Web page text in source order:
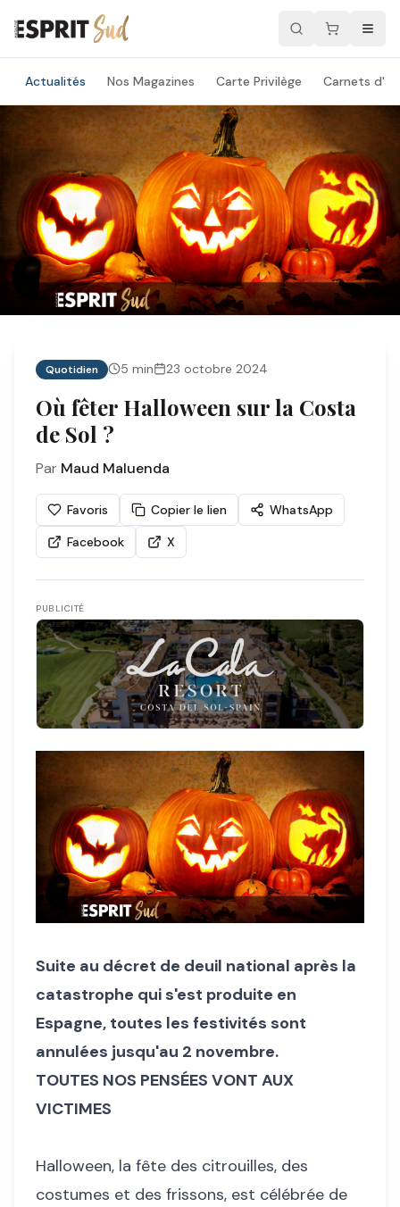
Actualités Nos Magazines Carte Privilège Carnets
Quotidien 5 min 23 octobre 2024
Où fêter Halloween sur la Costa
de Sol ?
Par Maud Maluenda
Favoris Copier le lien
WhatsApp
Facebook
X
PUBLICITÉ
Suite au décret de deuil national après la
catastrophe qui s'est produite en
Espagne, toutes les festivités sont
annulées jusqu'au 2 novembre.
TOUTES NOS PENSÉES VONT AUX
VICTIMES
Halloween, la fête des citrouilles, des
costumes et des frissons, est célébrée de